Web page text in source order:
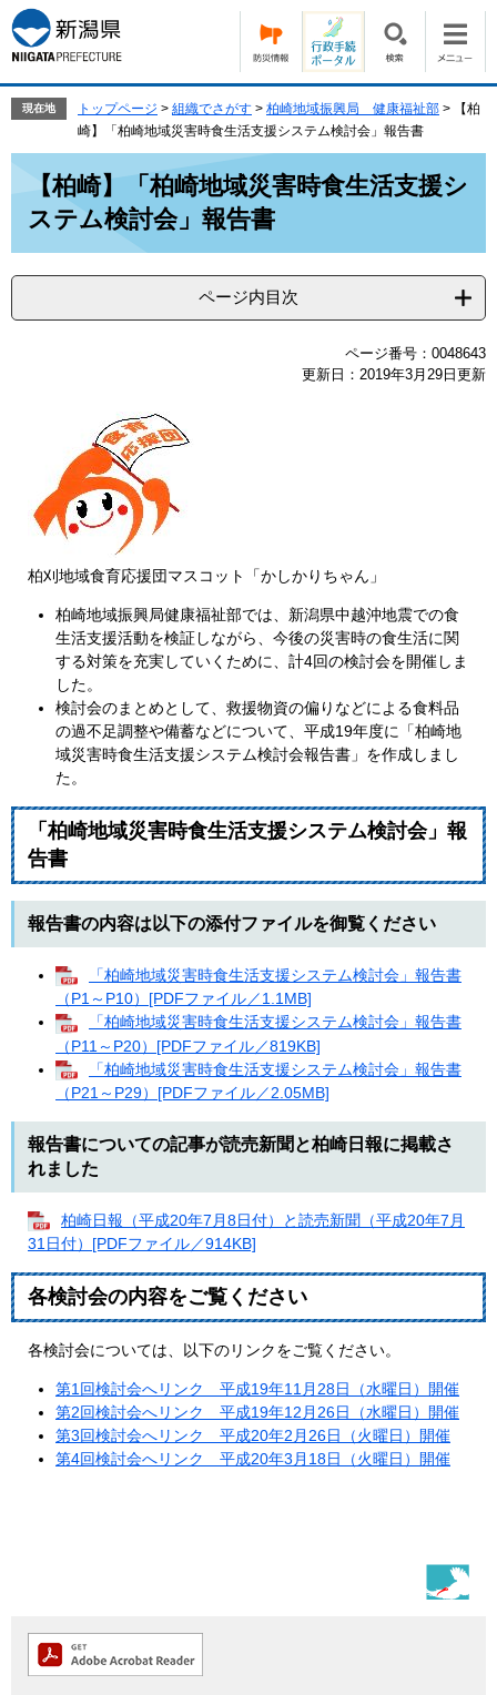
ー
ジ
の
で
ニ
ュ
ー
ば
現在地 トップページ > 組織でさがす > 柏崎地域振興局 健康福祉部 >
【柏
崎】「柏崎地域災害時食生活支援システム検討会」報告書
【柏崎】「柏崎地域災害時食生活支援シ
ステム検討会」報告書
ページ内目次
ページ番号：0048643
更新日：2019年3月29日更新
柏刈地域食育応援団マスコット「かしかりちゃん」
柏崎地域振興局健康福祉部では、新潟県中越沖地震での食
生活支援活動を検証しながら、今後の災害時の食生活に関
する対策を充実していくために、計4回の検討会を開催しま
した。
検討会のまとめとして、救援物資の偏りなどによる食料品
の過不足調整や備蓄などについて、平成19年度に「柏崎地
域災害時食生活支援システム検討会報告書」を作成しまし
た。
「柏崎地域災害時食生活支援システム検討会」報
告書
報告書の内容は以下の添付ファイルを御覧ください
「柏崎地域災害時食生活支援システム検討会」報告書
（P1～P10）[PDFファイル／1.1MB]
「柏崎地域災害時食生活支援システム検討会」報告書
（P11～P20）[PDFファイル／819KB]
「柏崎地域災害時食生活支援システム検討会」報告書
（P21～P29）[PDFファイル／2.05MB]
報告書についての記事が読売新聞と柏崎日報に掲載さ
れました
柏崎日報（平成20年7月8日付）と読売新聞（平成20年7月
31日付）[PDFファイル／914KB]
各検討会の内容をご覧ください
各検討会については、以下のリンクをご覧ください。
第1回検討会へリンク 平成19年11月28日（水曜日）開催
第2回検討会へリンク 平成19年12月26日（水曜日）開催
第3回検討会へリンク 平成20年2月26日（火曜日）開催
第4回検討会へリンク 平成20年3月18日（火曜日）開催